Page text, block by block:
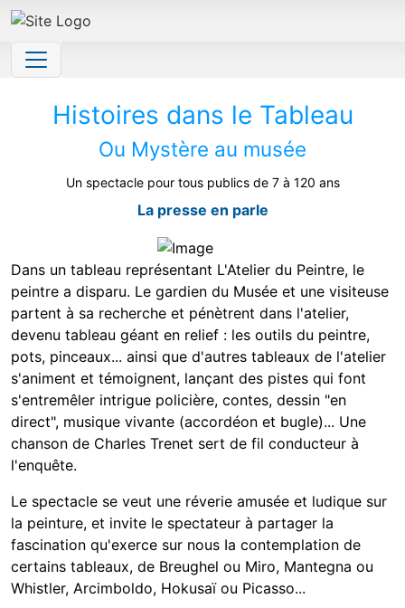
Site identity, navigation, etc.
Navigation and related functionality and
Histoires dans le Tableau
Ou Mystère au musée
Un spectacle pour tous publics de 7 à 120 ans
La presse en parle
Dans un tableau représentant L'Atelier du Peintre, le
peintre a disparu. Le gardien du Musée et une visiteuse
partent à sa recherche et pénètrent dans l'atelier,
devenu tableau géant en relief : les outils du peintre,
pots, pinceaux... ainsi que d'autres tableaux de l'atelier
s'animent et témoignent, lançant des pistes qui font
s'entremêler intrigue policière, contes, dessin "en
direct", musique vivante (accordéon et bugle)... Une
chanson de Charles Trenet sert de fil conducteur à
l'enquête.
Le spectacle se veut une réverie amusée et ludique sur
la peinture, et invite le spectateur à partager la
fascination qu'exerce sur nous Ia contemplation de
certains tableaux, de Breughel ou Miro, Mantegna ou
Whistler, Arcimboldo, Hokusaï ou Picasso...